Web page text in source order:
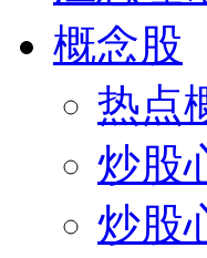
概念股
热点
炒股
炒股